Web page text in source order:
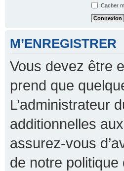
Cacher
M’ENREGISTRER
Vous devez être
prend que
L’administrateur
additionnelles
assurez-vous
de notre